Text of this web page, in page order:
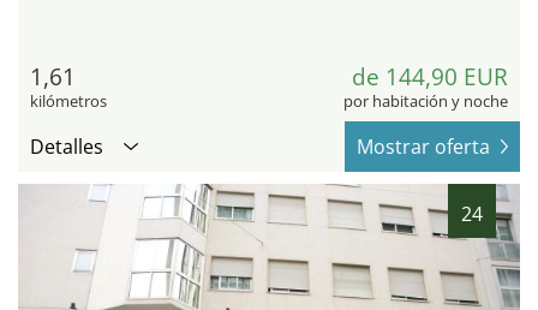
1,61
kilómetros
de 144,90 EUR
por habitación y noche
Detalles Mostrar oferta
24